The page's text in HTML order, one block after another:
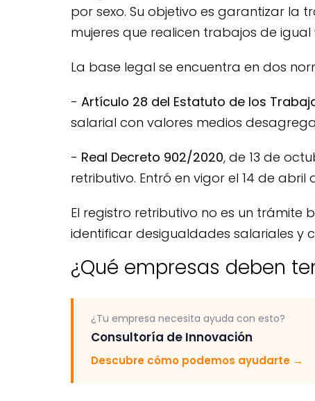
por sexo. Su objetivo es garantizar la
mujeres que realicen trabajos de igual
La base legal se encuentra en dos
- Artículo 28 del Estatuto de los
salarial con valores medios
- Real Decreto 902/2020, de 13 de
retributivo. Entró en vigor el 14 de abril
El registro retributivo no es un
identificar desigualdades salariales y
¿Qué empresas deben
¿Tu empresa necesita ayuda con esto?
Consultoría de Innovación
Descubre cómo podemos ayudarte →